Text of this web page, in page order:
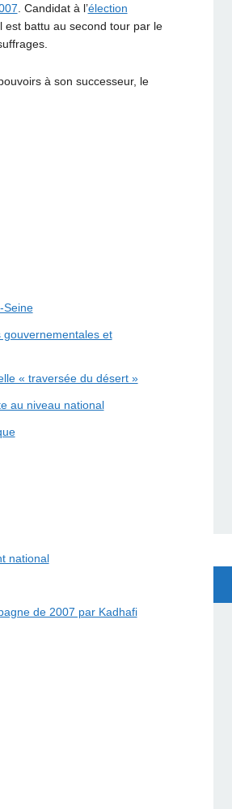
. Candidat à l’élection
est battu au second tour par le
à son successeur, le
Seine
et
« traversée du désert »
au niveau national
national
de 2007 par Kadhafi